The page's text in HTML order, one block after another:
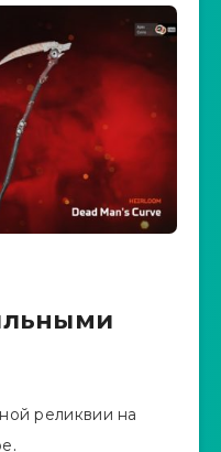
реликвии на